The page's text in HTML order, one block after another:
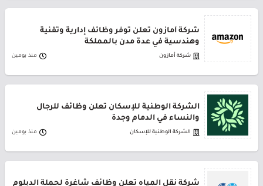
شركة أمازون تعلن توفر وظائف إدارية وتقنية
وهندسية في عدة مدن بالمملكة
شركة أمازون منذ يومين
الشركة الوطنية للإسكان تعلن وظائف للرجال
والنساء في الدمام وجدة
الشركة الوطنية للإسكان منذ يومين
شركة نقل المياه تعلن وظائف شاغرة لحملة الدبلوم